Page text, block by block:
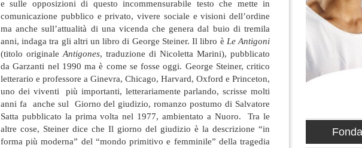
e sulle opposizioni di questo incommensurabile testo che mette in
comunicazione pubblico e privato, vivere sociale e visioni dell’ordine
ma anche sull’attualità di una vicenda che genera dal buio di tremila
anni, indaga tra gli altri un libro di George Steiner. Il libro è Le Antigoni
(titolo originale Antigones, traduzione di Nicoletta Marini), pubblicato
da Garzanti nel 1990 ma è come se fosse oggi. George Steiner, critico
letterario e professore a Ginevra, Chicago, Harvard, Oxford e Princeton,
uno dei viventi più importanti, letterariamente parlando, scrisse molti
anni fa anche sul Giorno del giudizio, romanzo postumo di Salvatore
Satta pubblicato la prima volta nel 1977, ambientato a Nuoro. Tra le
altre cose, Steiner dice che Il giorno del giudizio è la descrizione “in
forma più moderna” del “mondo primitivo e femminile” della tragedia